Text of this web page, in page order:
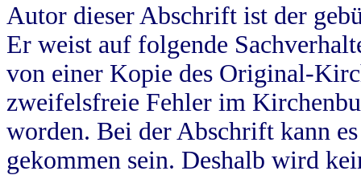
Autor dieser Abschrift ist der
Er weist auf folgende
von einer Kopie des Original-
zweifelsfreie Fehler im
worden. Bei der Abschrift kann
gekommen sein. Deshalb wird